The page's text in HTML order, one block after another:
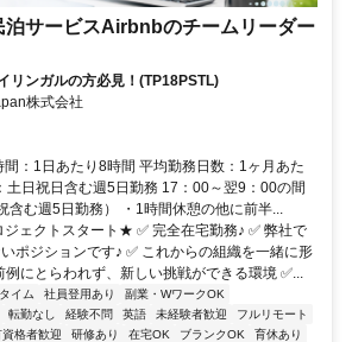
サービスAirbnbのチームリーダー
リンガルの方必見！(TP18PSTL)
株式会社
：1日あたり8時間 平均勤務日数：1ヶ月あた
日祝日含む週5日勤務 17：00～翌9：00の間
含む週5日勤務） ・1時間休憩の他に前半...
ェクトスタート★ ✅ 完全在宅勤務♪ ✅ 弊社で
ポジションです♪ ✅ これからの組織を一緒に形
にとらわれず、新しい挑戦ができる環境 ✅...
イム 社員登用あり
副業・WワークOK
転勤なし 経験不問 英語 未経験者歓迎
フルリモート
資格者歓迎 研修あり 在宅OK ブランクOK
育休あり